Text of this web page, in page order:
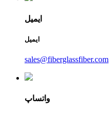
ایمیل
ایمیل
sales@fiberglassfiber.com
واتساپ